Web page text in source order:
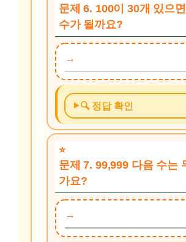
문제 6. 100이 30개 있으
수가 될까요?
🔍 정답 확인
문제 7. 99,999 다음 수는
가요?